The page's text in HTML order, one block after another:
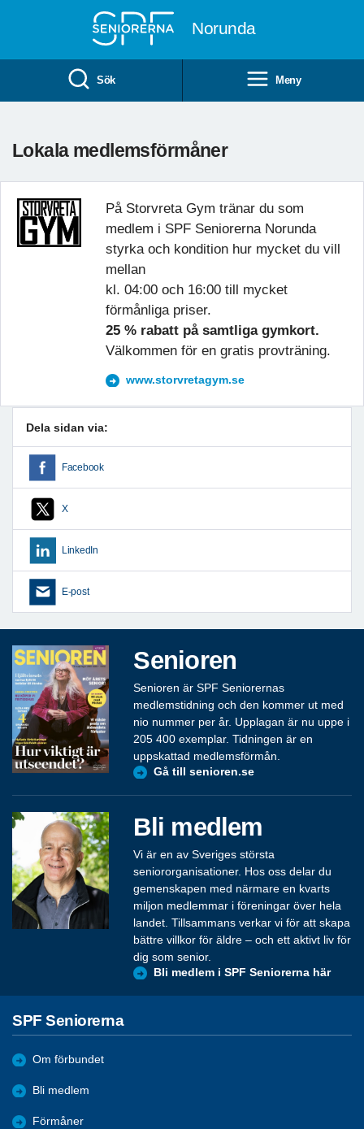
Norunda
Sök Meny
Lokala medlemsförmåner
På Storvreta Gym tränar du som
medlem i SPF Seniorerna Norunda
styrka och kondition hur mycket du vill
mellan
kl. 04:00 och 16:00 till mycket
förmånliga priser.
25 % rabatt på samtliga gymkort.
Välkommen för en gratis provträning.
www.storvretagym.se
Dela sidan via:
Facebook
X
LinkedIn
E-post
Senioren
Senioren är SPF Seniorernas
medlemstidning och den kommer ut med
nio nummer per år. Upplagan är nu uppe i
205 400 exemplar. Tidningen är en
uppskattad medlemsförmån.
Gå till senioren.se
Bli medlem
Vi är en av Sveriges största
seniororganisationer. Hos oss delar du
gemenskapen med närmare en kvarts
miljon medlemmar i föreningar över hela
landet. Tillsammans verkar vi för att skapa
bättre villkor för äldre – och ett aktivt liv för
dig som senior.
Bli medlem i SPF Seniorerna här
SPF Seniorerna
Om förbundet
Bli medlem
Förmåner